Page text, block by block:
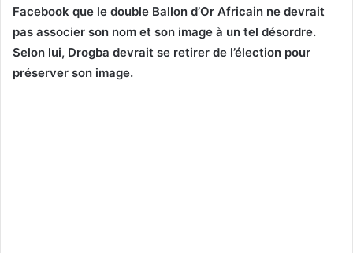
Facebook que le double Ballon d’Or Africain ne devrait
pas associer son nom et son image à un tel désordre.
Selon lui, Drogba devrait se retirer de l’élection pour
préserver son image.